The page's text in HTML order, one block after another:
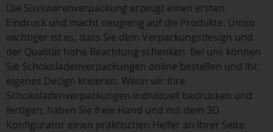
Die Süsswarenverpackung erzeugt einen ersten
Eindruck und macht neugierig auf die Produkte. Umso
wichtiger ist es, dass Sie dem Verpackungsdesign und
der Qualität hohe Beachtung schenken. Bei uns können
Sie Schokoladenverpackungen online bestellen und Ihr
eigenes Design kreieren. Wenn wir Ihre
Schokoladenverpackungen individuell bedrucken und
fertigen, haben Sie freie Hand und mit dem 3D
Konfigurator einen praktischen Helfer an Ihrer Seite.